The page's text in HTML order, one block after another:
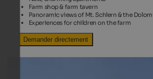
Farm shop & farm tavern
Panoramic views of Mt. Schlern & the
Experiences for children on the farm
Demander directement